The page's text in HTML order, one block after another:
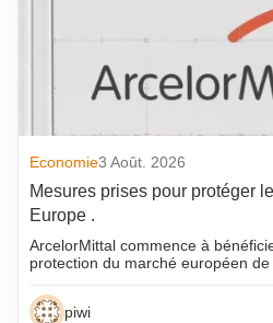
Economie3 Août. 2026
Mesures prises pour protéger
Europe .
ArcelorMittal commence à
protection du marché européen
piwi